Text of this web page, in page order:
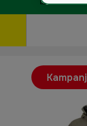
Kampanj